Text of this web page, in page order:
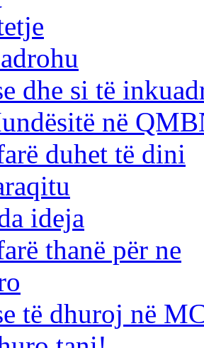
dhe si të
në
duhet të dini
ideja
thanë për ne
të dhuroj në